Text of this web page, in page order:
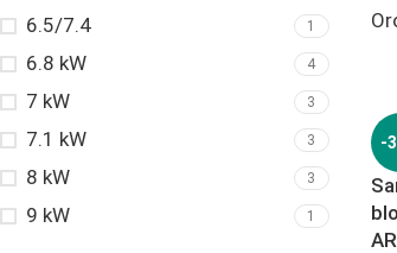
6.5/7.4 1
6.8 kW 4
7 kW 3
7.1 kW 3
8 kW 3
9 kW 1
-